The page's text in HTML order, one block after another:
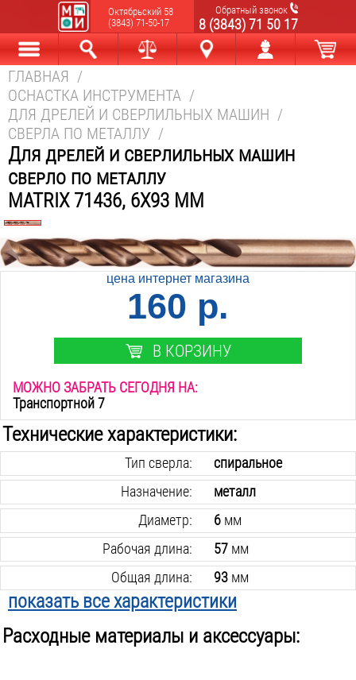
Октябрьский 58
(3843) 71-50-17
Обратный звонок
8 (3843) 71 50 17
Каталог Найти
ГЛАВНАЯ /
ОСНАСТКА ИНСТРУМЕНТА /
ДЛЯ ДРЕЛЕЙ И СВЕРЛИЛЬНЫХ МАШИН /
СВЕРЛА ПО МЕТАЛЛУ /
Для дрелей и сверлильных машин
сверло по металлу
MATRIX 71436, 6Х93 ММ
цена интернет магазина
160 р.
В КОРЗИНУ
МОЖНО ЗАБРАТЬ СЕГОДНЯ НА:
Транспортной 7
Технические характеристики:
Тип сверла:
спиральное
Назначение:
металл
Диаметр:
6мм
Рабочая длина:
57мм
Общая длина:
93мм
Материал:
р6м5к5
Хвостовик крепления:
цилиндрический
показать все характеристики
Расходные материалы и аксессуары: